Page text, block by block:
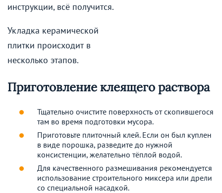
инструкции, всё получится.
Укладка керамической
плитки происходит в
несколько этапов.
Приготовление клеящего раствора
Тщательно очистите поверхность от скопившегося
там во время подготовки мусора.
Приготовьте плиточный клей. Если он был куплен
в виде порошка, разведите до нужной
консистенции, желательно тёплой водой.
Для качественного размешивания рекомендуется
использование строительного миксера или дрели
со специальной насадкой.